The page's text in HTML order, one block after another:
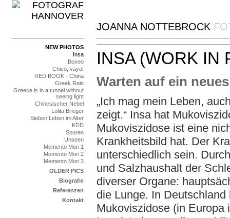
JOANNA NOTTEBROCK
NEW PHOTOS
Insa
Boxeo
Chico, vaya!
RED BOOK - China
Greek Rain
Greece is in a tunnel without
seeing light
Chinesischer Nebel
Lolita Brieger
Sieben Leben im Alter
KDD
Spuren
Unseen
Memento Mori 1
Memento Mori 2
Memento Mori 3
OLDER PICS
Biografie
Referenzen
Kontakt
INSA (WORK IN
Warten auf ein
„Ich mag mein Leben,
zeigt.“ Insa hat
Mukoviszidose ist eine
Krankheitsbild hat. Der
unterschiedlich sein.
und Salzhaushalt der
diverser Organe:
die Lunge. In
Mukoviszidose (in Europa